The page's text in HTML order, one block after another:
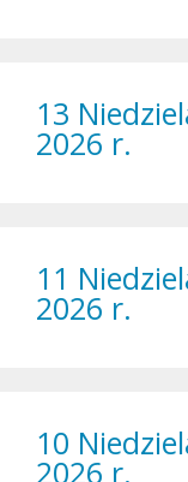
13
2026 r.
11
2026 r.
10
2026 r.